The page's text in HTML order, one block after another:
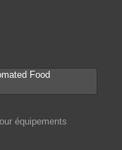
équipements